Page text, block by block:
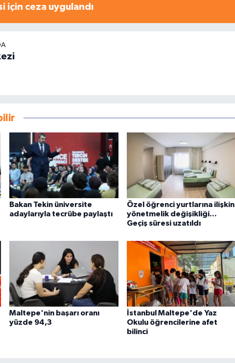
için ceza uygulandı
Bakan Tekin üniversite
adaylarıyla tecrübe paylaştı
Özel öğrenci yurtlarına ilişkin
yönetmelik değişikliği...
Geçiş süresi uzatıldı
Maltepe'nin başarı oranı
yüzde 94,3
İstanbul Maltepe'de Yaz
Okulu öğrencilerine afet
bilinci